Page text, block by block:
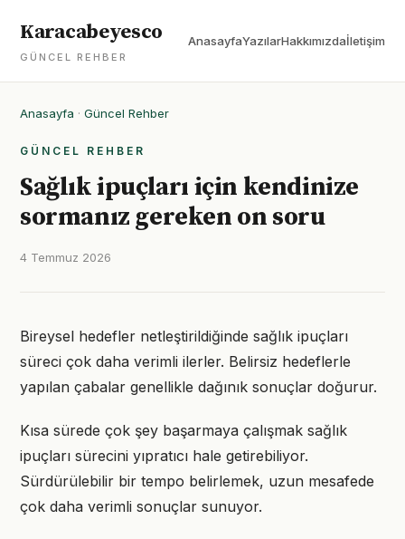
Karacabeyesco
GÜNCEL REHBER
AnasayfaYazılarHakkımızdaİletişim
Anasayfa · Güncel Rehber
GÜNCEL REHBER
Sağlık ipuçları için kendinize
sormanız gereken on soru
4 Temmuz 2026
Bireysel hedefler netleştirildiğinde sağlık ipuçları
süreci çok daha verimli ilerler. Belirsiz hedeflerle
yapılan çabalar genellikle dağınık sonuçlar doğurur.
Kısa sürede çok şey başarmaya çalışmak sağlık
ipuçları sürecini yıpratıcı hale getirebiliyor.
Sürdürülebilir bir tempo belirlemek, uzun mesafede
çok daha verimli sonuçlar sunuyor.